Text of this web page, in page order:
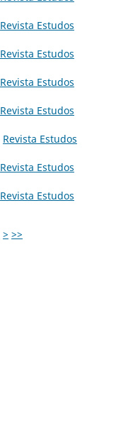
Revista Estudos
Revista Estudos
Revista Estudos
Revista Estudos
Revista Estudos
Revista Estudos
Revista Estudos
> >>